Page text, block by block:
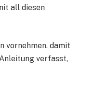
all diesen
vornehmen, damit
verfasst,